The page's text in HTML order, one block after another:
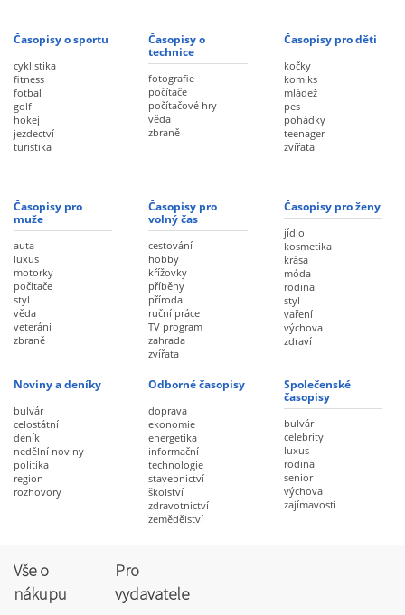
Časopisy o sportu
cyklistika
fitness
fotbal
golf
hokej
jezdectví
turistika
Časopisy o
technice
fotografie
počítače
počítačové hry
věda
zbraně
Časopisy pro děti
kočky
komiks
mládež
pes
pohádky
teenager
zvířata
Časopisy pro
muže
auta
luxus
motorky
počítače
styl
věda
veteráni
zbraně
Časopisy pro
volný čas
cestování
hobby
křížovky
příběhy
příroda
ruční práce
TV program
zahrada
zvířata
Časopisy pro ženy
jídlo
kosmetika
krása
móda
rodina
styl
vaření
výchova
zdraví
Noviny a deníky
bulvár
celostátní
deník
nedělní noviny
politika
region
rozhovory
Odborné časopisy
doprava
ekonomie
energetika
informační
technologie
stavebnictví
školství
zdravotnictví
zemědělství
Společenské
časopisy
bulvár
celebrity
luxus
rodina
senior
výchova
zajímavosti
Vše o
nákupu
Pro
vydavatele